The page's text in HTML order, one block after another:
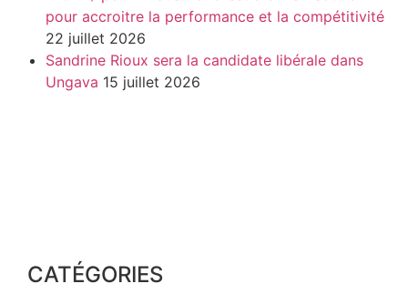
pour accroitre la performance et la compétitivité
22 juillet 2026
Sandrine Rioux sera la candidate libérale dans
Ungava 15 juillet 2026
CATÉGORIES